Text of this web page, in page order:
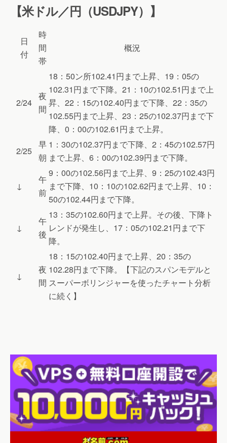
【米ドル／円（USDJPY）】
日
付
時
間
帯
概況
2/24
夜
間
18：50ン所102.41円まで上昇、19：05の
102.31円まで下降。21：10の102.51円まで上
昇、22：15の102.40円まで下降、22：35の
102.55円まで上昇、23：25の102.37円まで下
降、0：00の102.61円まで上昇。
2/25
早
朝
1：30の102.37円まで下降、2：45の102.57円
まで上昇、6：00の102.39円まで下降。
↓
午
前
9：00の102.56円まで上昇、9：25の102.43円
まで下降、10：10の102.62円まで上昇、10：
50の102.44円まで下降。
↓
午
後
13：35の102.60円まで上昇。その後、下降ト
レンドが発生し、17：05の102.21円まで下
降。
↓
夜
間
18：15の102.40円まで上昇、20：35の
102.28円まで下降。【下記のスパンモデルと
スーパーボリンジャーを使ったチャート分析
に続く】